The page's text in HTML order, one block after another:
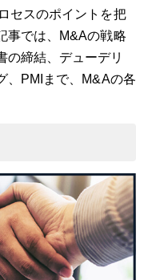
セスのポイントを把
事では、M&Aの戦略
の締結、デューデリ
、PMIまで、M&Aの各